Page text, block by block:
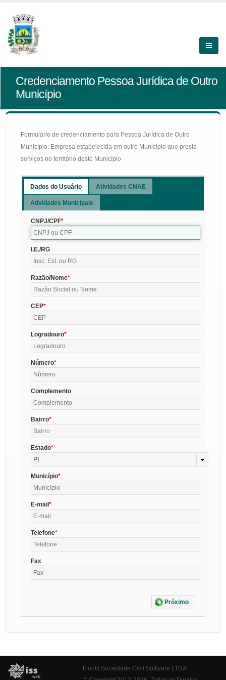
Credenciamento Pessoa Jurídica de Outro
Município
Formulário de credenciamento para Pessoa Jurídica de Outro
Município: Empresa estabelecida em outro Município que presta
serviços no território deste Município
Dados do Usuário Atividades CNAE
Atividades Municipais
CNPJ/CPF
I.E./RG
Razão/Nome
CEP
Logradouro
Número
Complemento
Bairro
Estado
PI
Município
E-mail
Telefone
Fax
Próximo
Fiorilli Sociedade Civil Software LTDA